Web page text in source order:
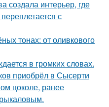
создала интерьер, где
с
тонах: от оливкового
в громких словах.
приобрёл в Сысерти
цоколе, ранее